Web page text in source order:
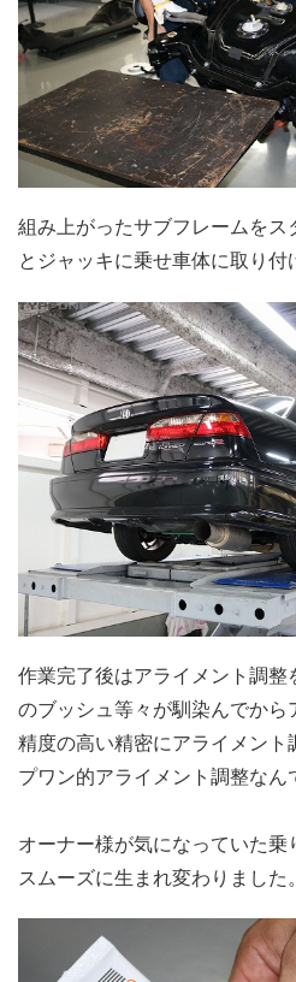
組み上がったサブフレームをス
とジャッキに乗せ車体に取り付
作業完了後はアライメント調整
のブッシュ等々が馴染んでから
精度の高い精密にアライメント
プワン的アライメント調整なん
オーナー様が気になっていた乗
スムーズに生まれ変わりました。